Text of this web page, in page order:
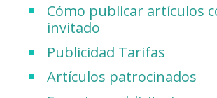
Cómo publicar artículos
invitado
Publicidad Tarifas
Artículos patrocinados